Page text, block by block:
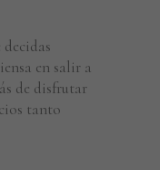
en salir a
de disfrutar
tanto